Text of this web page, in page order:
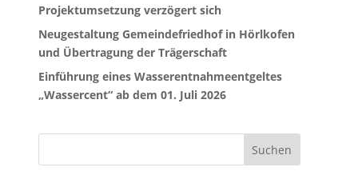
Projektumsetzung verzögert sich
Neugestaltung Gemeindefriedhof in Hörlkofen
und Übertragung der Trägerschaft
Einführung eines Wasserentnahmeentgeltes
„Wassercent“ ab dem 01. Juli 2026